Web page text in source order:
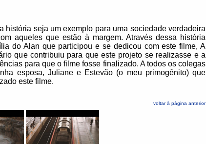
história seja um exemplo para uma sociedade verdadeira
aqueles que estão à margem. Através dessa história
do Alan que participou e se dedicou com este filme, A
que contribuiu para que este projeto se realizasse e a
para que o filme fosse finalizado. A todos os colegas
esposa, Juliane e Estevão (o meu primogênito) que
este filme.
voltar à página anterior